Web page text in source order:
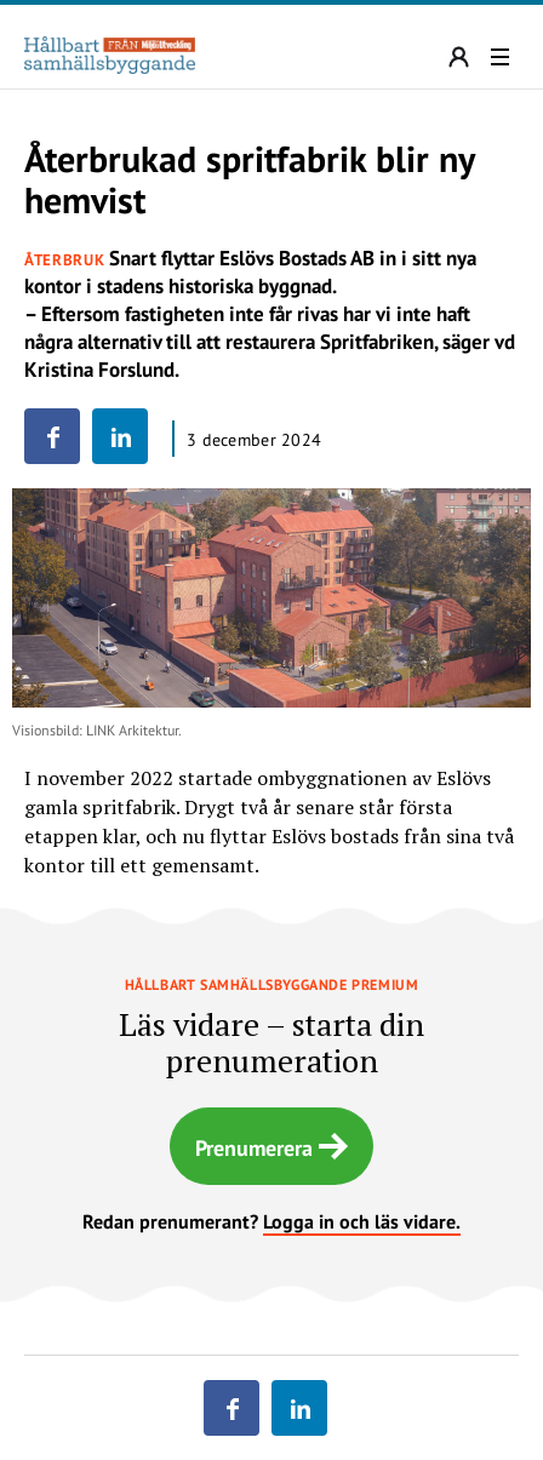
Återbrukad spritfabrik blir ny
hemvist
ÅTERBRUK Snart flyttar Eslövs Bostads AB in i sitt nya
kontor i stadens historiska byggnad.
– Eftersom fastigheten inte får rivas har vi inte haft
några alternativ till att restaurera Spritfabriken, säger vd
Kristina Forslund.
3 december 2024
Visionsbild: LINK Arkitektur.
I november 2022 startade ombyggnationen av Eslövs
gamla spritfabrik. Drygt två år senare står första
etappen klar, och nu flyttar Eslövs bostads från sina två
kontor till ett gemensamt.
HÅLLBART SAMHÄLLSBYGGANDE PREMIUM
Läs vidare – starta din
prenumeration
Prenumerera
Redan prenumerant? Logga in och läs vidare.